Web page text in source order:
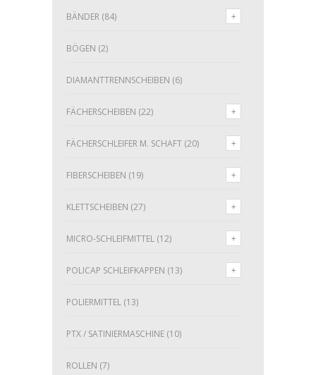
BÄNDER (84)
BÖGEN (2)
DIAMANTTRENNSCHEIBEN (6)
FÄCHERSCHEIBEN (22)
FÄCHERSCHLEIFER M. SCHAFT (20)
FIBERSCHEIBEN (19)
KLETTSCHEIBEN (27)
MICRO-SCHLEIFMITTEL (12)
POLICAP SCHLEIFKAPPEN (13)
POLIERMITTEL (13)
PTX / SATINIERMASCHINE (10)
ROLLEN (7)